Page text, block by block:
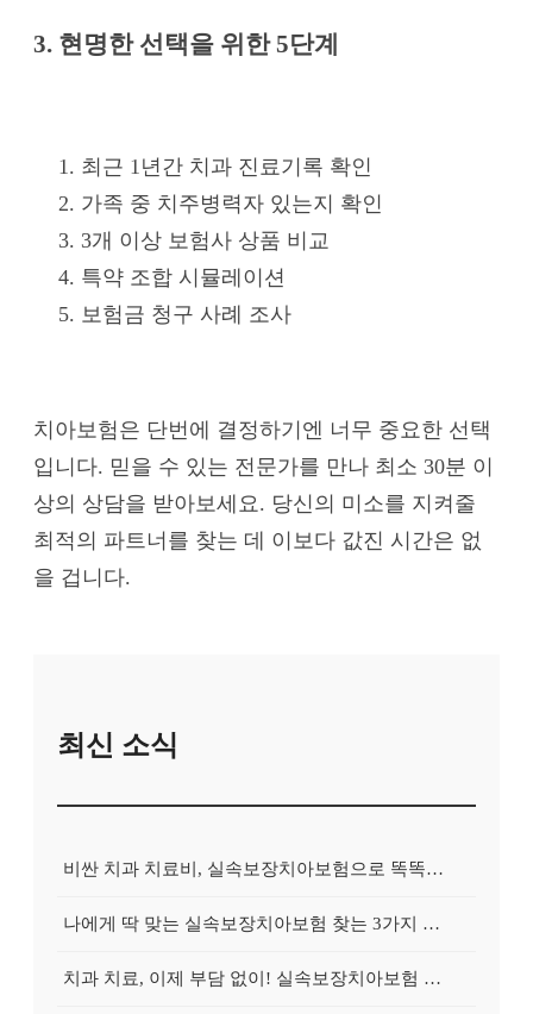
3. 현명한 선택을 위한 5단계
최근 1년간 치과 진료기록 확인
가족 중 치주병력자 있는지 확인
3개 이상 보험사 상품 비교
특약 조합 시뮬레이션
보험금 청구 사례 조사
치아보험은 단번에 결정하기엔 너무 중요한 선택
입니다. 믿을 수 있는 전문가를 만나 최소 30분 이
상의 상담을 받아보세요. 당신의 미소를 지켜줄
최적의 파트너를 찾는 데 이보다 값진 시간은 없
을 겁니다.
최신 소식
비싼 치과 치료비, 실속보장치아보험으로 똑똑하게 대비하는 방법
나에게 딱 맞는 실속보장치아보험 찾는 3가지 핵심 질문
치과 치료, 이제 부담 없이! 실속보장치아보험 가입 전략